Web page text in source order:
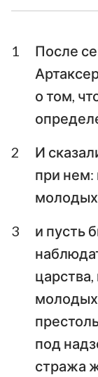
Есфирь
Псалтирь
Екклесиаст
Исаия
Плач
Иоиль
Авдия
Михей
Аввакум
Аггей
1
После
о том,
2
И
при нем:
молодых
3
и пусть
молодых
под
стража